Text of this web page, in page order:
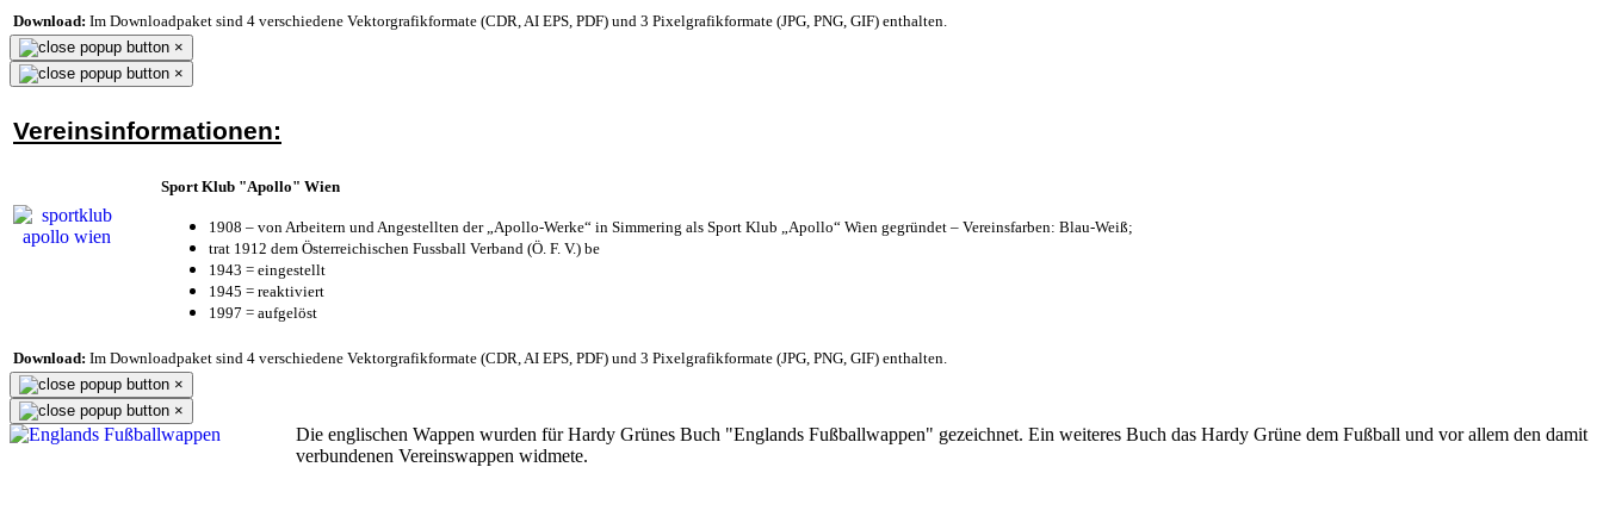
Download: Im Downloadpaket sind 4 verschiedene Vektorgrafikformate (CDR, AI EPS, PDF) und 3 Pixelgrafikformate (JPG, PNG, GIF) enthalten.
×
×
Vereinsinformationen:
Sport Klub "Apollo" Wien
1908 – von Arbeitern und Angestellten der „Apollo-Werke“ in Simmering als Sport Klub „Apollo“ Wien gegründet – Vereinsfarben: Blau-Weiß;
trat 1912 dem Österreichischen Fussball Verband (Ö. F. V.) be
1943 = eingestellt
1945 = reaktiviert
1997 = aufgelöst
Download: Im Downloadpaket sind 4 verschiedene Vektorgrafikformate (CDR, AI EPS, PDF) und 3 Pixelgrafikformate (JPG, PNG, GIF) enthalten.
×
×
Die englischen Wappen wurden für Hardy Grünes Buch "Englands Fußballwappen" gezeichnet. Ein weiteres Buch das Hardy Grüne dem Fußball und vor allem den damit
verbundenen Vereinswappen widmete.